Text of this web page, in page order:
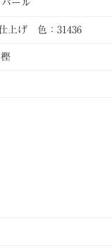
ール
上げ 色：31436